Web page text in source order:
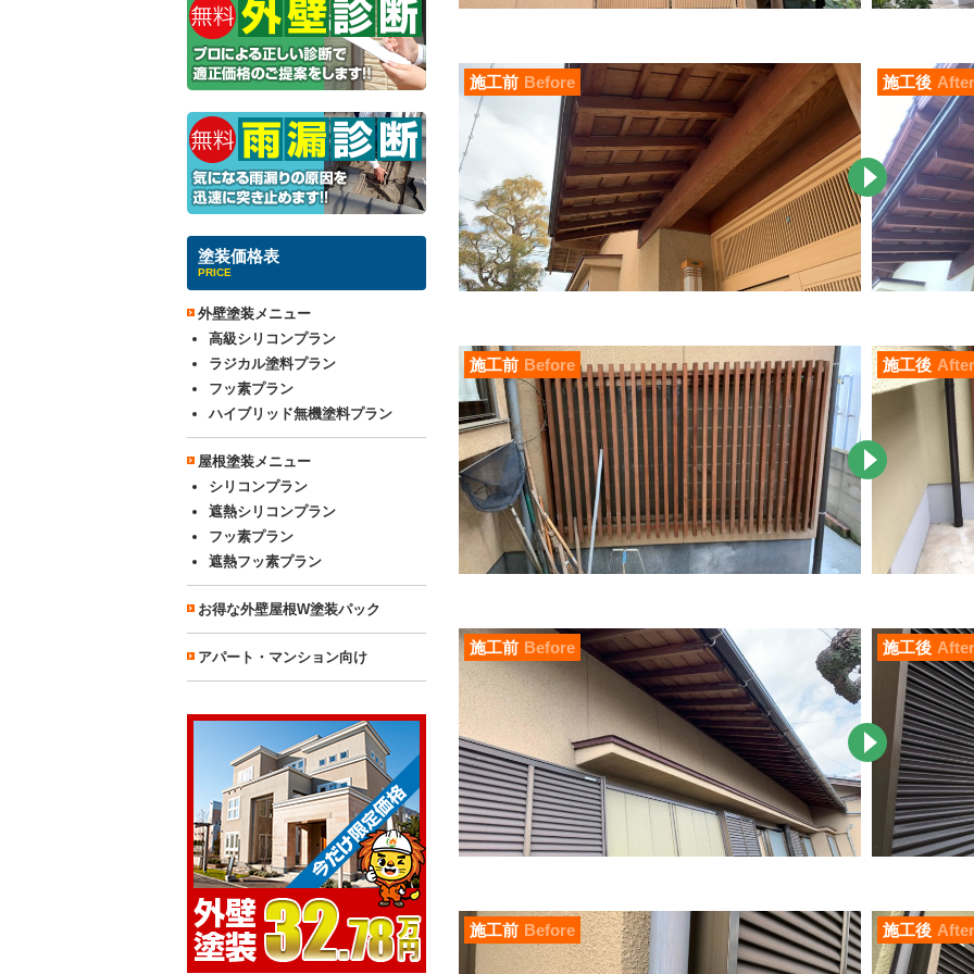
施工前 Before 施工後 After
施工前 Before 施工後 After
施工前 Before 施工後 After
施工前 Before 施工後 After
塗装価格表
PRICE
外壁塗装メニュー
高級シリコンプラン
ラジカル塗料プラン
フッ素プラン
ハイブリッド無機塗料プラン
屋根塗装メニュー
シリコンプラン
遮熱シリコンプラン
フッ素プラン
遮熱フッ素プラン
お得な外壁屋根W塗装パック
アパート・マンション向け